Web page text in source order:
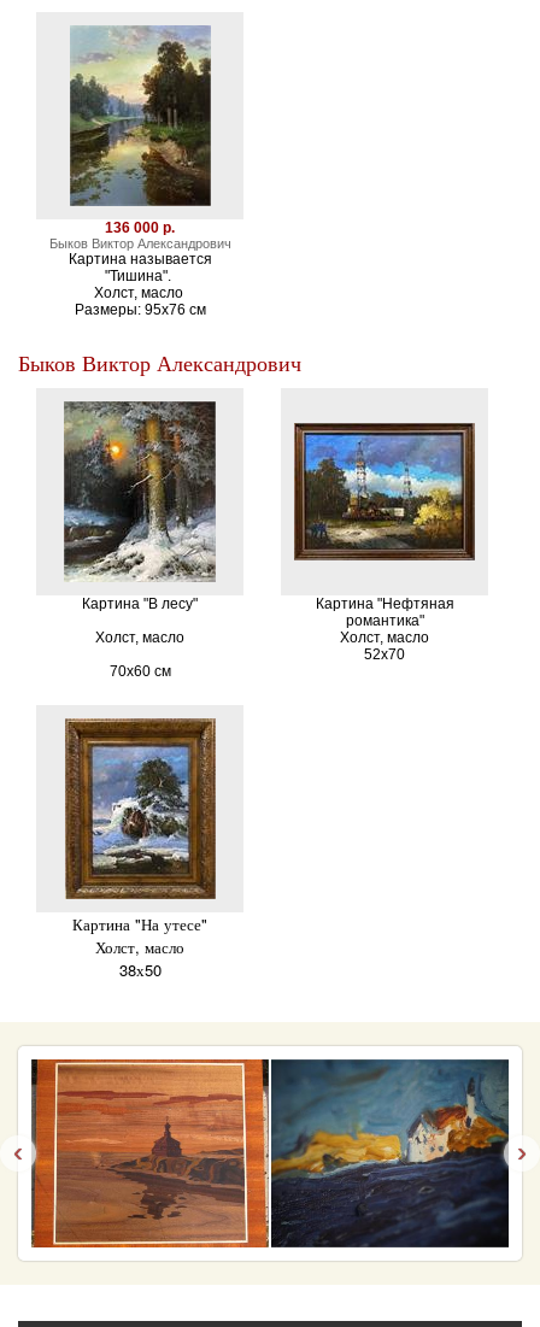
136 000 р.
Быков Виктор Александрович
Картина называется
"Тишина".
Холст, масло
Размеры: 95х76 см
Быков Виктор Александрович
Картина "В лесу"
Холст, масло
70х60 см
Картина "Нефтяная
романтика"
Холст, масло
52х70
Картина "На утесе"
Холст, масло
38х50
‹ ›